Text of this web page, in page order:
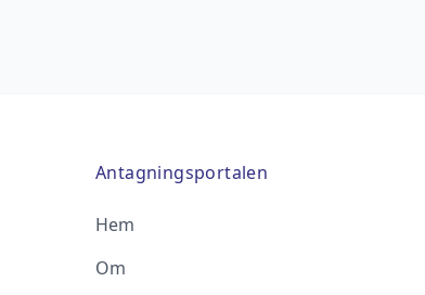
Antagningsportalen
Hem
Om